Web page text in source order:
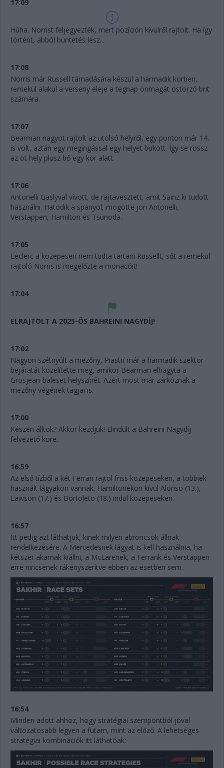
17:09
Húha. Norrist feljegyezték, mert pozíción kívülről rajtolt. Ha így
történt, abból büntetés lesz...
17:08
Norris már Russell támadására készül a harmadik körben,
remekül alakul a verseny eleje a tegnap önmagát ostorzó brit
számára.
17:07
Bearman nagyot rajtolt az utolsó helyről, egy ponton már 14.
is volt, aztán egy megingással egy helyet bukott. Így se rossz
az öt hely plusz bő egy kör alatt.
17:06
Antonelli Gaslyval vívott, de rajtavesztett, amit Sainz ki tudott
használni. Hatodik a spanyol, mögötte jön Antonelli,
Verstappen, Hamilton és Tsunoda.
17:05
Leclerc a közepesen nem tudta tartani Russellt, sőt a remekül
rajtoló Norris is megelőzte a monacóit!
17:04
ELRAJTOLT A 2025-ÖS BAHREINI NAGYDÍJ!
17:02
Nagyon szétnyúlt a mezőny, Piastri már a harmadik szektor
bejáratát közelítette meg, amikor Bearman elhagyta a
Grosjean-baleset helyszínét. Azért most már zárkóznak a
mezőny végének tagjai is.
17:00
Készen álltok? Akkor kezdjük! Elindult a Bahreini Nagydíj
felvezető köre.
16:59
Az első tízből a két Ferrari rajtol friss közepeseken, a többiek
használt lágyakon vannak. Hamiltonékon kívül Alonso (13.),
Lawson (17.) és Bortoleto (18.) indul közepeseken.
16:57
Itt pedig azt láthatjuk, kinek milyen abroncsok állnak
rendelkezésére. A Mercedesnek lágyat is kell használnia, ha
kétszer akarnak kiállni, a McLarenek, a Ferrarik és Verstappen
erre nincsenek rákényszerítve ebben az esetben sem.
16:54
Minden adott ahhoz, hogy stratégiai szempontból jóval
változatosabb legyen a futam, mint az előző. A lehetséges
stratégiai kombinációk itt láthatóak: